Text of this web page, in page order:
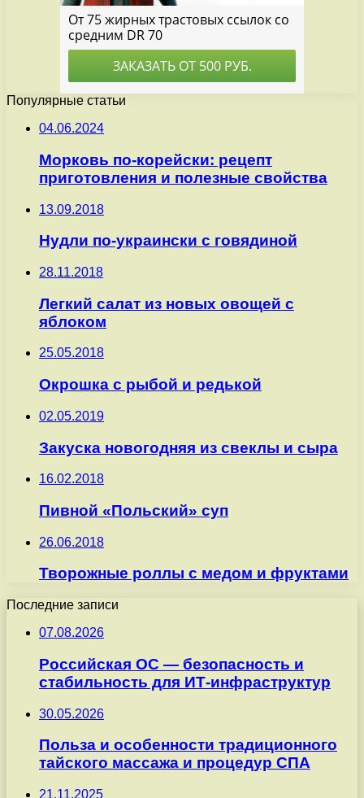
Популярные статьи
04.06.2024
Морковь по-корейски: рецепт
приготовления и полезные свойства
13.09.2018
Нудли по-украински с говядиной
28.11.2018
Легкий салат из новых овощей с
яблоком
25.05.2018
Окрошка с рыбой и редькой
02.05.2019
Закуска новогодняя из свеклы и сыра
16.02.2018
Пивной «Польский» суп
26.06.2018
Творожные роллы с медом и фруктами
Последние записи
07.08.2026
Российская ОС — безопасность и
стабильность для ИТ-инфраструктур
30.05.2026
Польза и особенности традиционного
тайского массажа и процедур СПА
21.11.2025